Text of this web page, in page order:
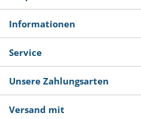
Informationen
Service
Unsere Zahlungsarten
Versand mit